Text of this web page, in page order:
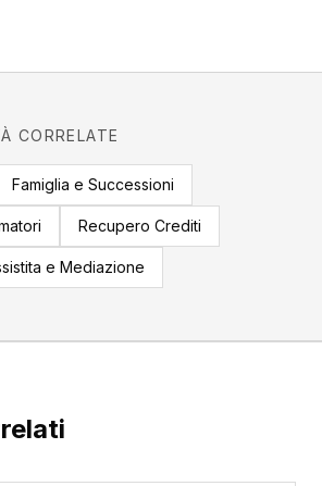
CORRELATE
Famiglia e Successioni
Recupero Crediti
e Mediazione